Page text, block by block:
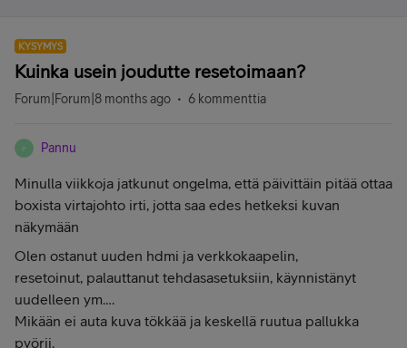
KYSYMYS
Kuinka usein joudutte resetoimaan?
Forum|Forum|8 months ago 6 kommenttia
P Pannu
Minulla viikkoja jatkunut ongelma, että päivittäin pitää ottaa
boxista virtajohto irti, jotta saa edes hetkeksi kuvan
näkymään
Olen ostanut uuden hdmi ja verkkokaapelin,
resetoinut, palauttanut tehdasasetuksiin, käynnistänyt
uudelleen ym….
Mikään ei auta kuva tökkää ja keskellä ruutua pallukka
pyörii.